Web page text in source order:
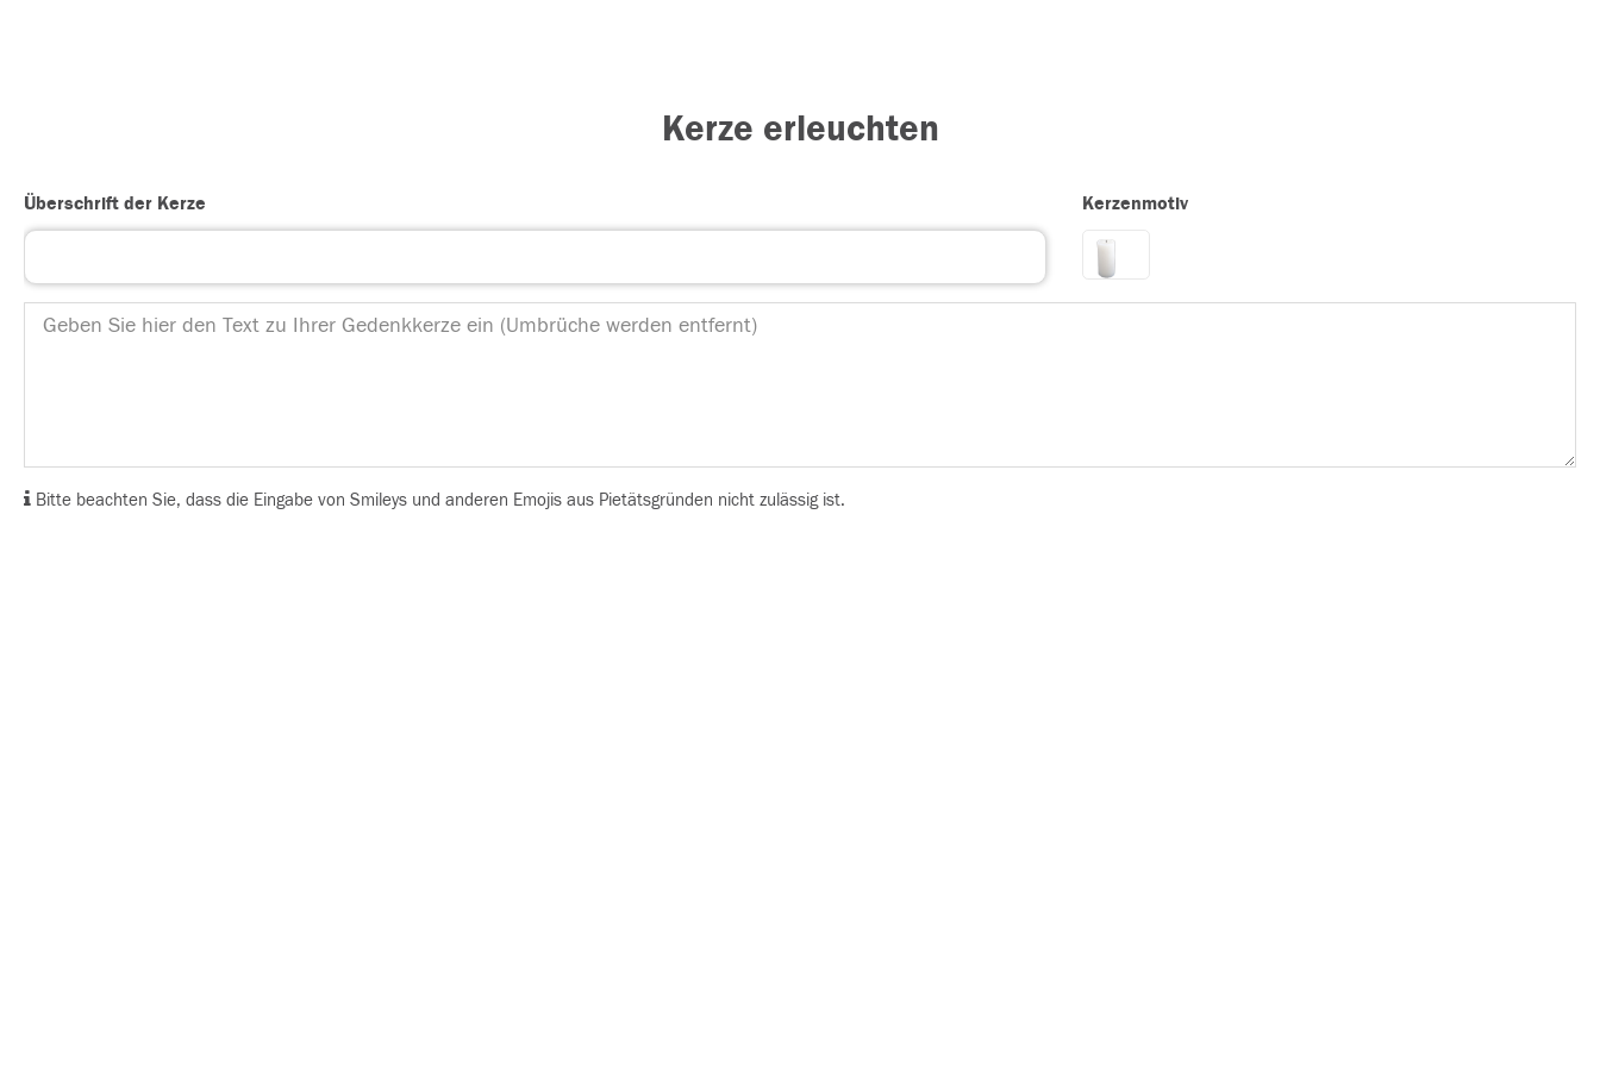
Kerze erleuchten
Überschrift der Kerze Kerzenmotiv
Bitte beachten Sie, dass die Eingabe von Smileys und anderen Emojis aus Pietätsgründen nicht zulässig ist.